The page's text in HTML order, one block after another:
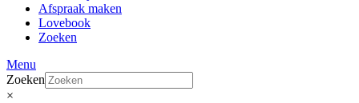
Afspraak maken
Lovebook
Zoeken
Menu
Zoeken
×